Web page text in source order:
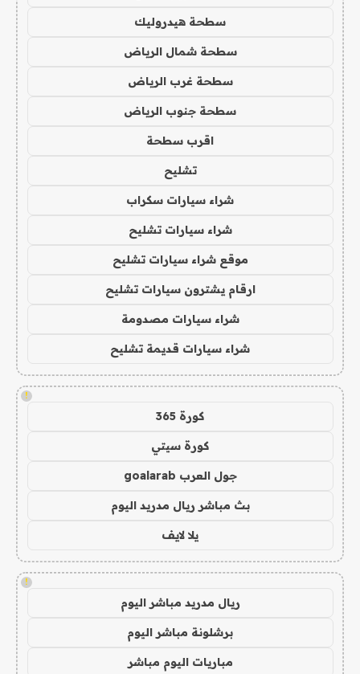
سطحة هيدروليك
سطحة شمال الرياض
سطحة غرب الرياض
سطحة جنوب الرياض
اقرب سطحة
تشليح
شراء سيارات سكراب
شراء سيارات تشليح
موقع شراء سيارات تشليح
ارقام يشترون سيارات تشليح
شراء سيارات مصدومة
شراء سيارات قديمة تشليح
!
كورة 365
كورة سيتي
جول العرب goalarab
بث مباشر ريال مدريد اليوم
يلا لايف
!
ريال مدريد مباشر اليوم
برشلونة مباشر اليوم
مباريات اليوم مباشر